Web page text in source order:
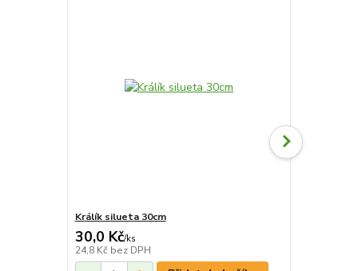
Králík silueta 30cm
30,0 Kč/ks
24,8 Kč bez DPH